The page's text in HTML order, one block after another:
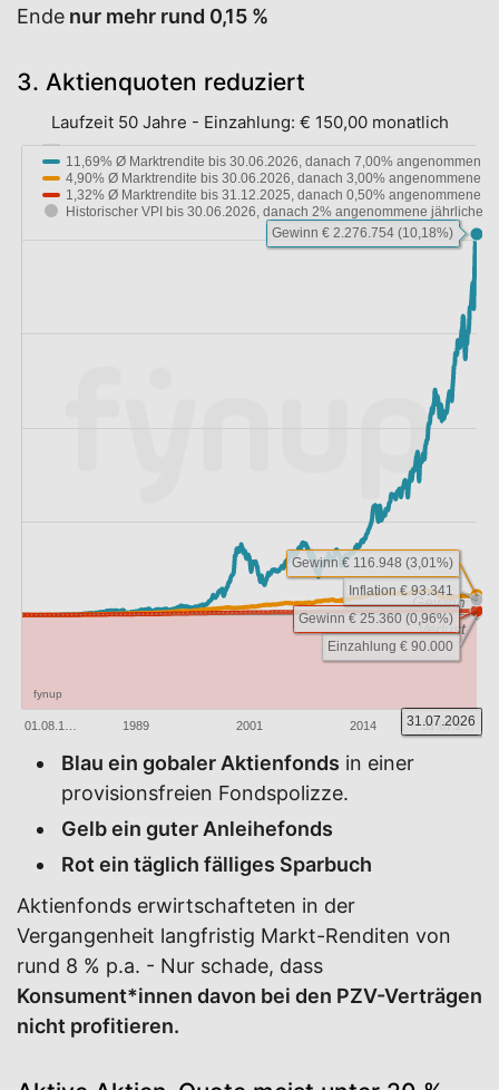
Ende nur mehr rund 0,15 %
3. Aktienquoten reduziert
Laufzeit 50 Jahre - Einzahlung: € 150,00 monatlich
Gewinn
Verlust
fynup
11,69% Ø Marktrendite bis 30.06.2026, danach 7,00% angenommen…
4,90% Ø Marktrendite bis 30.06.2026, danach 3,00% angenommene…
1,32% Ø Marktrendite bis 31.12.2025, danach 0,50% angenommene…
Historischer VPI bis 30.06.2026, danach 2% angenommene jährliche…
01.08.1… 1989 2001 2014 31.07.2…
31.07.2026
Einzahlung € 90.000
Gewinn € 2.276.754 (10,18%)
Gewinn € 116.948 (3,01%)
Gewinn € 25.360 (0,96%)
Inflation € 93.341
Blau ein gobaler Aktienfonds in einer
provisionsfreien Fondspolizze.
Gelb ein guter Anleihefonds
Rot ein täglich fälliges Sparbuch
Aktienfonds erwirtschafteten in der
Vergangenheit langfristig Markt-Renditen von
rund 8 % p.a. - Nur schade, dass
Konsument*innen davon bei den PZV-Verträgen
nicht profitieren.